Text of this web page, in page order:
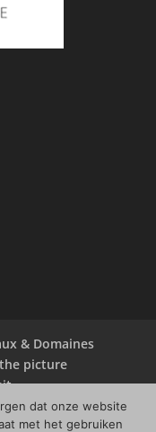
& Domaines
picture
dat onze website
met het gebruiken